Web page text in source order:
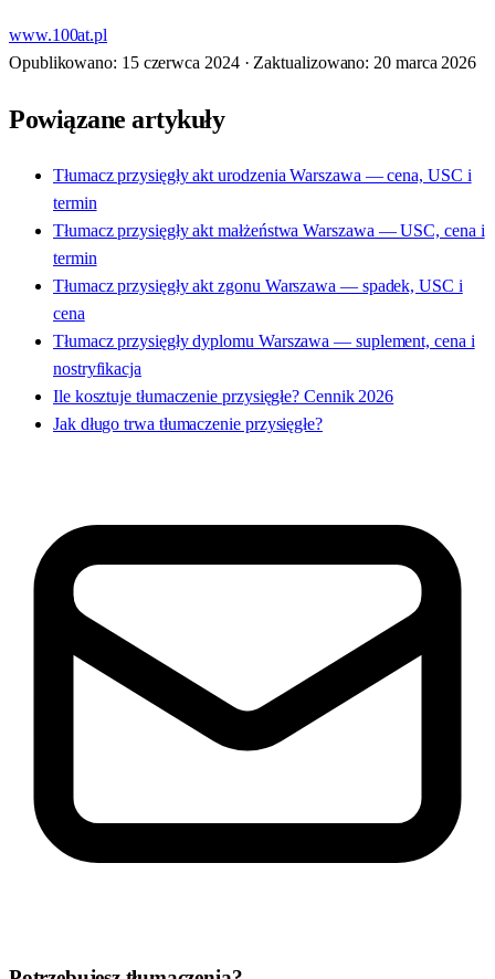
www.100at.pl
Opublikowano: 15 czerwca 2024 · Zaktualizowano: 20 marca 2026
Powiązane artykuły
Tłumacz przysięgły akt urodzenia Warszawa — cena, USC i
termin
Tłumacz przysięgły akt małżeństwa Warszawa — USC, cena i
termin
Tłumacz przysięgły akt zgonu Warszawa — spadek, USC i
cena
Tłumacz przysięgły dyplomu Warszawa — suplement, cena i
nostryfikacja
Ile kosztuje tłumaczenie przysięgłe? Cennik 2026
Jak długo trwa tłumaczenie przysięgłe?